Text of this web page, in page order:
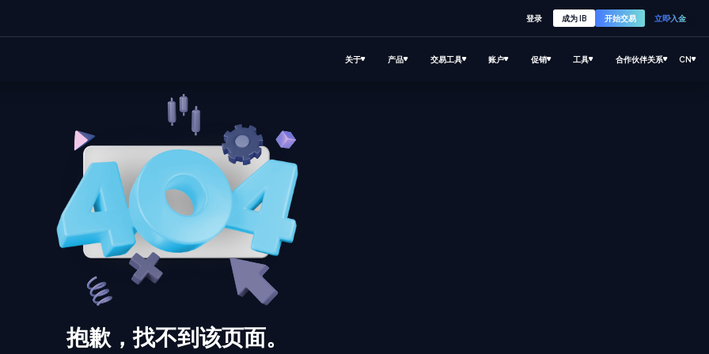
登录 成为 IB 开始交易 立即入金
关于 产品 交易工具 账户 促销 工具 合作伙伴关系 CN
抱歉，找不到该页面。